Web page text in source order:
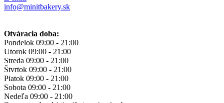
info@minitbakery.sk
Otváracia doba:
Pondelok 09:00 - 21:00
Utorok 09:00 - 21:00
Streda 09:00 - 21:00
Štvrtok 09:00 - 21:00
Piatok 09:00 - 21:00
Sobota 09:00 - 21:00
Nedeľa 09:00 - 21:00